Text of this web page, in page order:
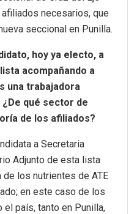
necesarios, que
seccional en Punilla.
hoy ya electo, a
acompañando a
una trabajadora
¿De qué sector de
de los afiliados?
a Secretaria
Adjunto de esta lista
los nutrientes de ATE
en este caso de los
país, tanto en Punilla,